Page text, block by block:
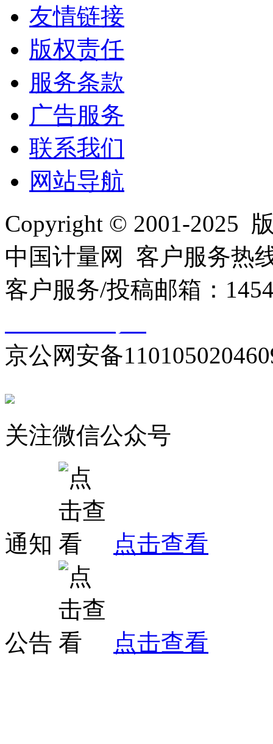
友情链接
版权责任
服务条款
广告服务
联系我们
网站导航
Copyright © 2001-2025
中国计量网 客户服务热
客户服务/投稿邮箱：
京公网安备
关注微信公众号
通知 点击查看
公告 点击查看